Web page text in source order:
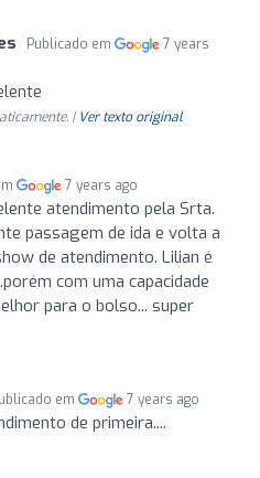
Publicado em
7 years
| Ver texto original
7 years ago
atendimento pela Srta.
passagem de ida e volta a
de atendimento. Lilian é
com uma capacidade
para o bolso... super
em 7 years ago
de primeira....